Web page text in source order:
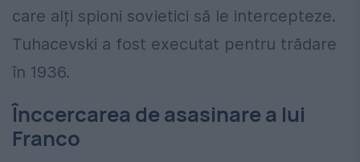
care alți spioni sovietici să le intercepteze.
Tuhacevski a fost executat pentru trădare
în 1936.
Înccercarea de asasinare a lui
Franco